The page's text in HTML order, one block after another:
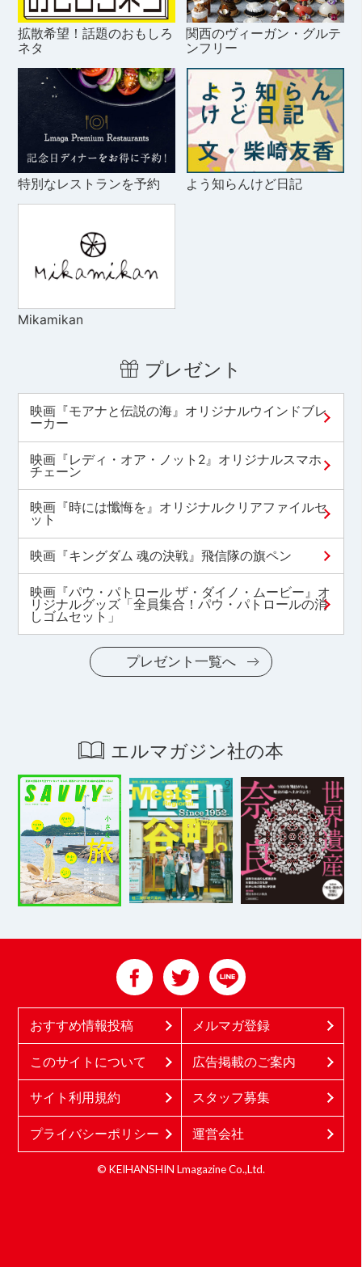
拡散希望！話題のおもしろ
ネタ
関西のヴィーガン・グルテ
ンフリー
特別なレストランを予約 よう知らんけど日記
Mikamikan
プレゼント
映画『モアナと伝説の海』オリジナルウインドブレ
ーカー
映画『レディ・オア・ノット2』オリジナルスマホ
チェーン
映画『時には懺悔を』オリジナルクリアファイルセ
ット
映画『キングダム 魂の決戦』飛信隊の旗ペン
映画『パウ・パトロール ザ・ダイノ・ムービー』オ
リジナルグッズ「全員集合！パウ・パトロールの消
しゴムセット」
プレゼント一覧へ
エルマガジン社の本
おすすめ情報投稿 メルマガ登録
このサイトについて 広告掲載のご案内
サイト利用規約 スタッフ募集
プライバシーポリシー 運営会社
© KEIHANSHIN Lmagazine Co.,Ltd.